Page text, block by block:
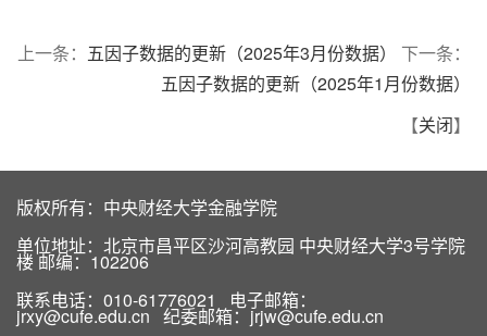
上一条： 五因子数据的更新（2025年3月份数据）
下一条：
五因子数据的更新（2025年1月份数据）
【关闭】
版权所有：中央财经大学金融学院
单位地址：北京市昌平区沙河高教园 中央财经大学3号学院
楼 邮编：102206
联系电话：010-61776021 电子邮箱：
jrxy@cufe.edu.cn 纪委邮箱：jrjw@cufe.edu.cn